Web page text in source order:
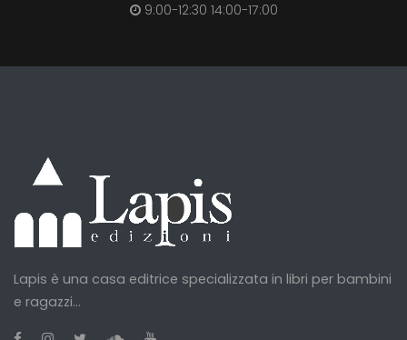
9:00-12:30 14:00-17:00
Lapis è una casa editrice specializzata in libri per bambini
e ragazzi...